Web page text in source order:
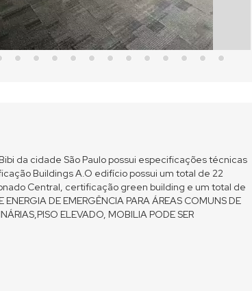
da cidade São Paulo possui especificações técnicas
Buildings A.O edifício possui um total de 22
Central, certificação green building e um total de
DE EMERGÊNCIA PARA ÁREAS COMUNS DE
ELEVADO, MOBILIA PODE SER